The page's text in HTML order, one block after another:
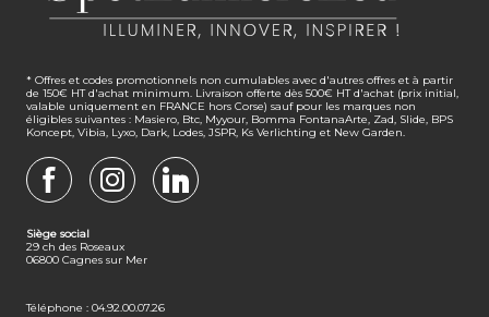
* Offres et codes promotionnels non cumulables avec d'autres offres et à partir
de 150€ HT d'achat minimum. Livraison offerte dès 500€ HT d'achat (prix initial,
valable uniquement en FRANCE hors Corse) sauf pour les marques non
éligibles suivantes : Masiero, Btc, Myyour, Bomma FontanaArte, Zad, Slide, BPS
Koncept, Vibia, Lyxo, Dark, Lodes, JSPR, Ks Verlichting et New Garden.
Siège social
29 ch des Roseaux
06800 Cagnes sur Mer
Téléphone : 04.92.00.07.26